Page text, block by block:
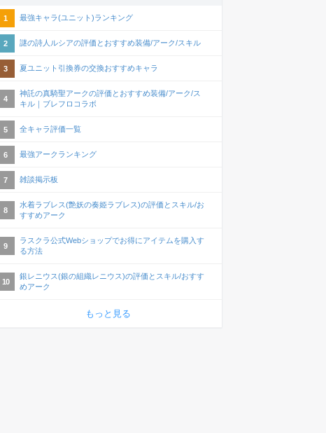
最強キャラ(ユニット)ランキング
謎の詩人ルシアの評価とおすすめ装備/アーク/スキル
夏ユニット引換券の交換おすすめキャラ
神託の真騎聖アークの評価とおすすめ装備/アーク/ス
キル｜ブレフロコラボ
全キャラ評価一覧
最強アークランキング
雑談掲示板
水着ラブレス(艶妖の奏姫ラブレス)の評価とスキル/お
すすめアーク
ラスクラ公式Webショップでお得にアイテムを購入す
る方法
銀レニウス(銀の組織レニウス)の評価とスキル/おすす
めアーク
もっと見る